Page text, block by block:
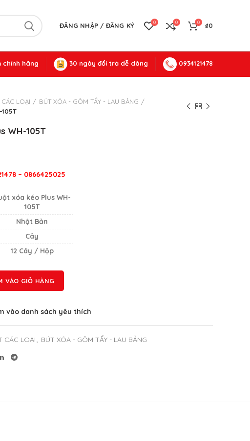
ĐĂNG NHẬP / ĐĂNG KÝ 0 0 0 ₫0
chính hãng 30 ngày đổi trả dễ dàng 0934121478
LOẠI
BÚT XÓA - GÔM TẨY - LAU BẢNG
WH-105T
– 0866425025
xóa kéo Plus WH-
105T
Nhật Bản
Cây
12 Cây / Hộp
VÀO GIỎ HÀNG
vào danh sách yêu thích
CÁC LOẠI, BÚT XÓA - GÔM TẨY - LAU BẢNG